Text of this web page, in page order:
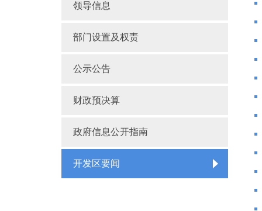
领导信息
部门设置及权责
公示公告
财政预决算
政府信息公开指南
开发区要闻